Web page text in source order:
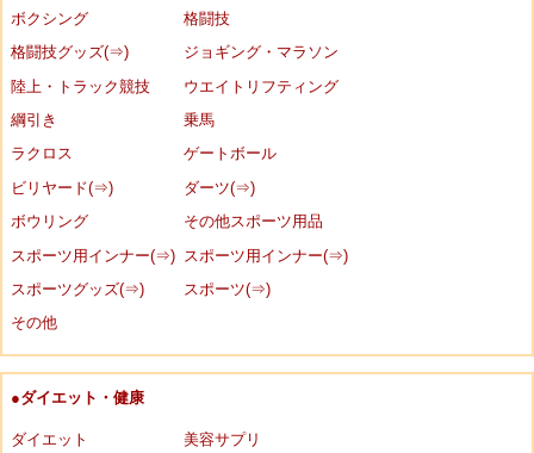
ボクシング
格闘技
格闘技グッズ(⇒)
ジョギング・マラソン
陸上・トラック競技
ウエイトリフティング
綱引き
乗馬
ラクロス
ゲートボール
ビリヤード(⇒)
ダーツ(⇒)
ボウリング
その他スポーツ用品
スポーツ用インナー(⇒)
スポーツ用インナー(⇒)
スポーツグッズ(⇒)
スポーツ(⇒)
その他
●ダイエット・健康
ダイエット
美容サプリ